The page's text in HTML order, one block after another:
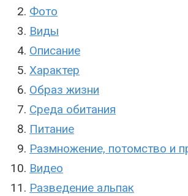
Фото
Виды
Описание
Характер
Образ жизни
Среда обитания
Питание
Размножение, потомство и
Видео
Разведение альпак